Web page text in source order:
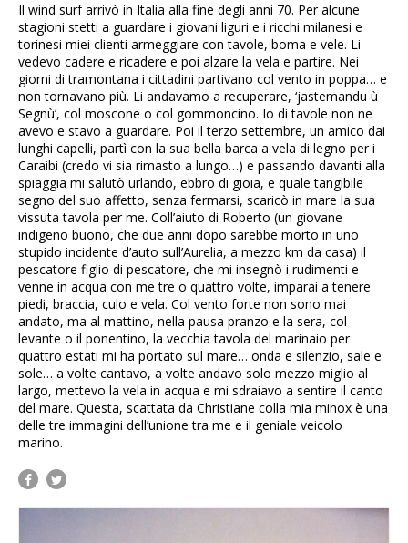
Il wind surf arrivò in Italia alla fine degli anni 70. Per alcune
stagioni stetti a guardare i giovani liguri e i ricchi milanesi e
torinesi miei clienti armeggiare con tavole, boma e vele. Li
vedevo cadere e ricadere e poi alzare la vela e partire. Nei
giorni di tramontana i cittadini partivano col vento in poppa… e
non tornavano più. Li andavamo a recuperare, ‘jastemandu ù
Segnù’, col moscone o col gommoncino. Io di tavole non ne
avevo e stavo a guardare. Poi il terzo settembre, un amico dai
lunghi capelli, partì con la sua bella barca a vela di legno per i
Caraibi (credo vi sia rimasto a lungo…) e passando davanti alla
spiaggia mi salutò urlando, ebbro di gioia, e quale tangibile
segno del suo affetto, senza fermarsi, scaricò in mare la sua
vissuta tavola per me. Coll’aiuto di Roberto (un giovane
indigeno buono, che due anni dopo sarebbe morto in uno
stupido incidente d’auto sull’Aurelia, a mezzo km da casa) il
pescatore figlio di pescatore, che mi insegnò i rudimenti e
venne in acqua con me tre o quattro volte, imparai a tenere
piedi, braccia, culo e vela. Col vento forte non sono mai
andato, ma al mattino, nella pausa pranzo e la sera, col
levante o il ponentino, la vecchia tavola del marinaio per
quattro estati mi ha portato sul mare… onda e silenzio, sale e
sole… a volte cantavo, a volte andavo solo mezzo miglio al
largo, mettevo la vela in acqua e mi sdraiavo a sentire il canto
del mare. Questa, scattata da Christiane colla mia minox è una
delle tre immagini dell’unione tra me e il geniale veicolo
marino.